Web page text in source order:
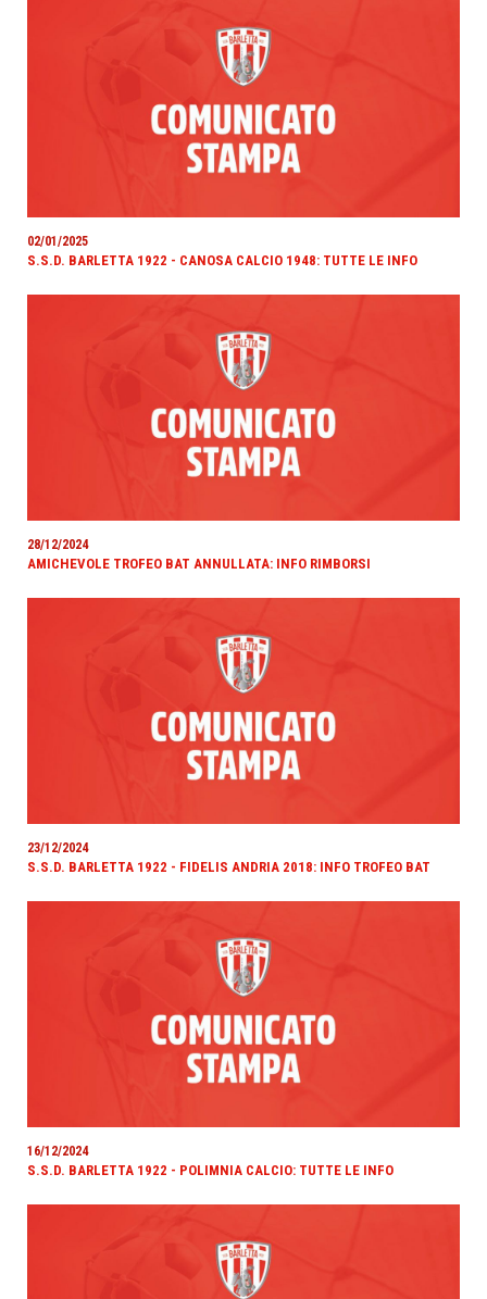
02/01/2025
S.S.D. BARLETTA 1922 - CANOSA CALCIO 1948: TUTTE LE INFO
28/12/2024
AMICHEVOLE TROFEO BAT ANNULLATA: INFO RIMBORSI
23/12/2024
S.S.D. BARLETTA 1922 - FIDELIS ANDRIA 2018: INFO TROFEO BAT
16/12/2024
S.S.D. BARLETTA 1922 - POLIMNIA CALCIO: TUTTE LE INFO